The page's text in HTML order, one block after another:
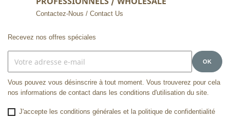
Contactez-Nous / Contact Us
Recevez nos offres spéciales
Vous pouvez vous désinscrire à tout moment. Vous trouverez pour cela
nos informations de contact dans les conditions d'utilisation du site.
J'accepte les conditions générales et la politique de confidentialité